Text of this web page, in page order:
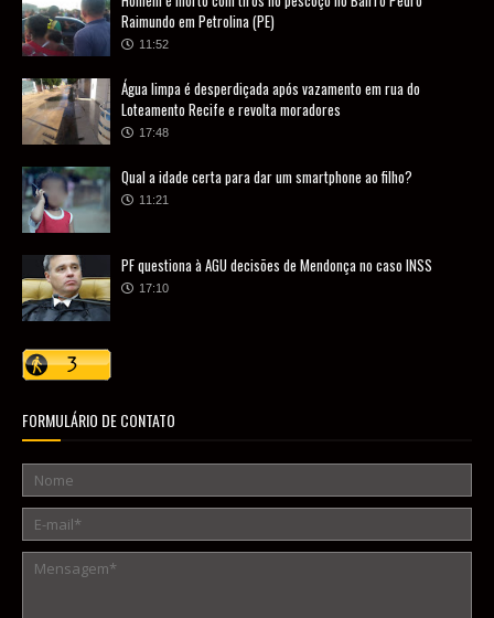
Raimundo em Petrolina (PE)
11:52
Água limpa é desperdiçada após vazamento em rua do
Loteamento Recife e revolta moradores
17:48
Qual a idade certa para dar um smartphone ao filho?
11:21
PF questiona à AGU decisões de Mendonça no caso INSS
17:10
FORMULÁRIO DE CONTATO